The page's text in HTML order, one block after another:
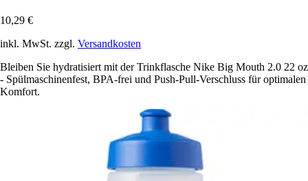
10,29 €
inkl. MwSt. zzgl. Versandkosten
Bleiben Sie hydratisiert mit der Trinkflasche Nike Big Mouth 2.0 22 oz
- Spülmaschinenfest, BPA-frei und Push-Pull-Verschluss für optimalen
Komfort.